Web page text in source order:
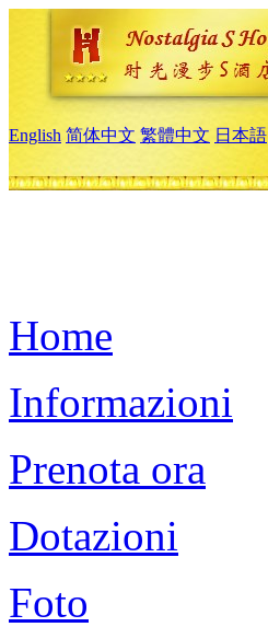
English 简体中文 繁體中文 日本語
Home
Informazioni
Prenota ora
Dotazioni
Foto